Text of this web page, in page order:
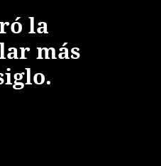
la
más